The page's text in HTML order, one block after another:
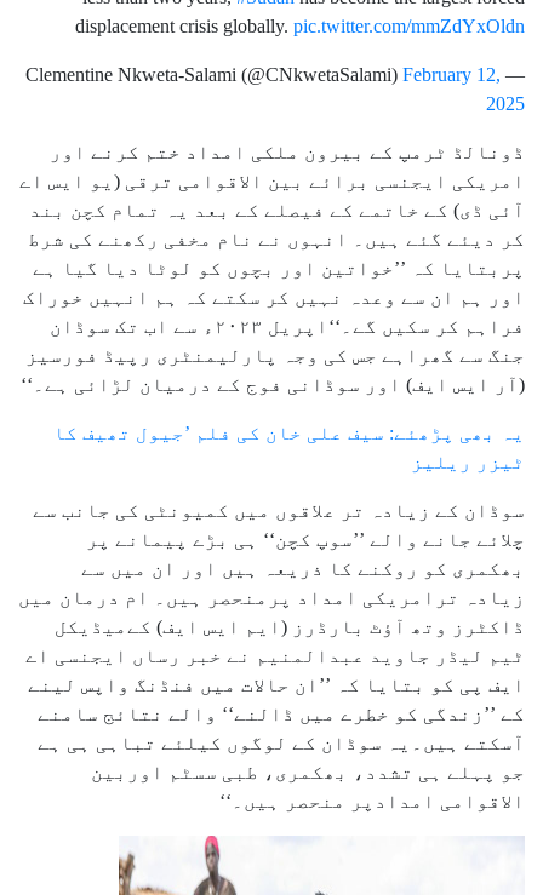
displacement crisis globally. pic.twitter.com/mmZdYxOldn
— Clementine Nkweta-Salami (@CNkwetaSalami)
February 12,
2025
ڈونالڈ ٹرمپ کے بیرون ملکی امداد ختم کرنے اور
امریکی ایجنسی برائے بین الاقوامی ترقی (یو ایس اے
آئی ڈی) کے خاتمے کے فیصلے کے بعد یہ تمام کچن بند
کر دیئے گئے ہیں۔ انہوں نے نام مخفی رکھنے کی شرط
پربتایا کہ ’’خواتین اور بچوں کو لوٹا دیا گیا ہے
اور ہم ان سے وعدہ نہیں کر سکتے کہ ہم انہیں خوراک
فراہم کر سکیں گے۔‘‘اپریل ۲۰۲۳ء سے اب تک سوڈان
جنگ سے گھراہے جس کی وجہ پارلیمنٹری رپیڈ فورسیز
(آر ایس ایف) اور سوڈانی فوج کے درمیان لڑائی ہے۔‘‘
یہ بھی پڑھئے: سیف علی خان کی فلم ’جیول تھیف کا
ٹیزر ریلیز
سوڈان کے زیادہ تر علاقوں میں کمیونٹی کی جانب سے
چلائے جانے والے ’’سوپ کچن‘‘ ہی بڑے پیمانے پر
بھکمری کو روکنے کا ذریعہ ہیں اور ان میں سے
زیادہ ترامریکی امداد پرمنحصر ہیں۔ ام درمان میں
ڈاکٹرز وتھ آؤٹ بارڈرز (ایم ایس ایف) کےمیڈیکل
ٹیم لیڈر جاوید عبدالمنیم نے خبر رساں ایجنسی اے
ایف پی کو بتایا کہ ’’ان حالات میں فنڈنگ واپس لینے
کے ’’زندگی کو خطرے میں ڈالنے‘‘ والے نتائج سامنے
آسکتے ہیں۔یہ سوڈان کے لوگوں کیلئے تباہی ہی ہے
جو پہلے ہی تشدد، بھکمری، طبی سسٹم اوربین
الاقوامی امدادپر منحصر ہیں۔‘‘